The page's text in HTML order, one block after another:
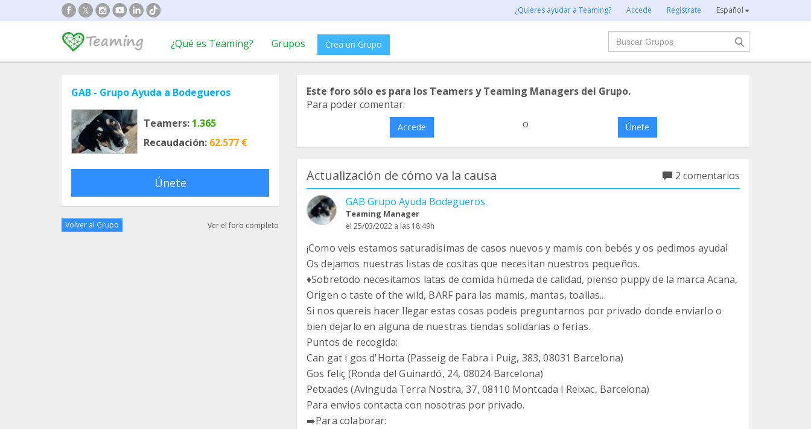
¿Quieres ayudar a Teaming? Accede Regístrate Español
¿Qué es Teaming? Grupos Crea un Grupo
Buscar
GAB - Grupo Ayuda a Bodegueros
Teamers: 1.365
Recaudación: 62.577 €
Únete
Volver al Grupo Ver el foro completo
Este foro sólo es para los Teamers y Teaming Managers del Grupo.
Para poder comentar:
Accede o Únete
Actualización de cómo va la causa
2 comentarios
GAB Grupo Ayuda Bodegueros
Teaming Manager
el 25/03/2022 a las 18:49h
¡Como veis estamos saturadisimas de casos nuevos y mamis con bebés y os pedimos ayuda!
Os dejamos nuestras listas de cositas que necesitan nuestros pequeños.
♦️Sobretodo necesitamos latas de comida húmeda de calidad, pienso puppy de la marca Acana,
Origen o taste of the wild, BARF para las mamis, mantas, toallas...
Si nos quereis hacer llegar estas cosas podeis preguntarnos por privado donde enviarlo o
bien dejarlo en alguna de nuestras tiendas solidarias o ferias.
Puntos de recogida:
Can gat i gos d'Horta (Passeig de Fabra i Puig, 383, 08031 Barcelona)
Gos feliç (Ronda del Guinardó, 24, 08024 Barcelona)
Petxades (Avinguda Terra Nostra, 37, 08110 Montcada i Reixac, Barcelona)
Para envios contacta con nosotras por privado.
➡️Para colaborar: